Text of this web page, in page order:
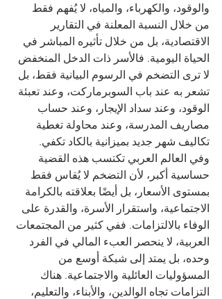
والوقود، والكهرباء، والمياه، لا يُفهم فقط
من خلال النسبة المعلنة في التقارير
الاقتصادية، بل من خلال تأثيره المباشر في
الحياة اليومية. فالأسر ذات الدخل المنخفض
لا ترى التضخم في الرسوم البيانية فقط، بل
تشعر به عند باب السوبرماركت، وعند تعبئة
الوقود، وعند سداد الإيجار، وعند حساب
مصاريف المدرسة، وعند محاولة تغطية
تكاليف شهر جديد بميزانية بالكاد تكفي.
وفي العالم العربي تكتسب هذه القضية
حساسية أكبر، لأن التضخم لا يُقاس فقط
بمستوى الأسعار، بل أيضًا بعلاقته بالكرامة
الاجتماعية، واستقرار الأسرة، والقدرة على
الوفاء بالالتزامات. ففي كثير من المجتمعات
العربية، لا ينحصر العبء المالي في الفرد
وحده، بل يمتد إلى شبكة أوسع من
المسؤوليات العائلية والاجتماعية. هناك
التزامات تجاه الوالدين، والأبناء، والتعليم،